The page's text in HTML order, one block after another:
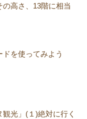
高さ、13階に相当
を使ってみよう
光」(１)絶対に行く